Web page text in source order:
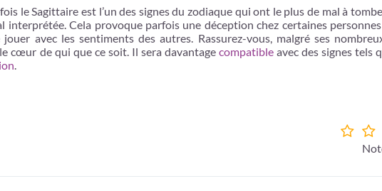
le Sagittaire est l’un des signes du zodiaque qui ont le plus de mal à
interprétée. Cela provoque parfois une déception chez certaines
avec les sentiments des autres. Rassurez-vous, malgré ses
cœur de qui que ce soit. Il sera davantagecompatible avec des signes tels
.